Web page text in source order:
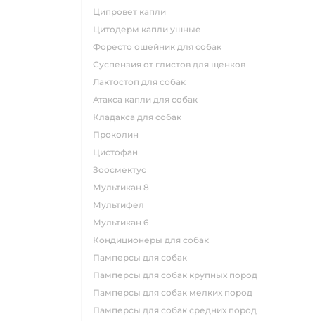
ципровет капли
цитодерм капли ушные
форесто ошейник для собак
суспензия от глистов для щенков
лактостоп для собак
атакса капли для собак
кладакса для собак
проколин
цистофан
зоосмектус
мультикан 8
мультифел
мультикан 6
кондиционеры для собак
памперсы для собак
памперсы для собак крупных пород
памперсы для собак мелких пород
памперсы для собак средних пород